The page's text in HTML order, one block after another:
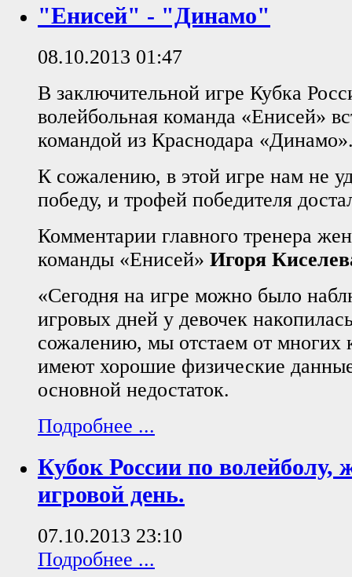
"Енисей" - "Динамо"
08.10.2013 01:47
В заключительной игре Кубка
волейбольная команда «Енисей»
командой из Краснодара
К сожалению, в этой игре нам не
победу, и трофей победителя
Комментарии главного тренера
команды «Енисей» Игоря
«Сегодня на игре можно было
игровых дней у девочек
сожалению, мы отстаем от многих
имеют хорошие физические
основной недостаток.
Подробнее ...
Кубок России по
игровой день.
07.10.2013 23:10
Подробнее ...